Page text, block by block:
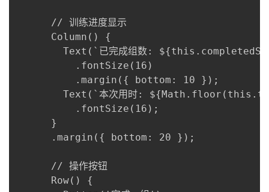
      // 训练进度显示
      Column() {
Text(`已完成组数:
          .fontSize(16)
          .margin({ bottom: 10 });
Text(`本次用时:
          .fontSize(16);
      }
      .margin({ bottom: 20 });
      // 操作按钮
      Row() {